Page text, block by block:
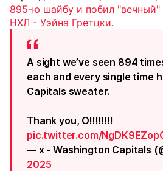
895-ю шайбу и побил "вечный"
НХЛ - Уэйна Гретцки.
A sight we’ve seen 894
each and every single time
Capitals sweater.
Thank you, O!!!!!!!!
pic.twitter.com/
— x - Washington Capitals
2025